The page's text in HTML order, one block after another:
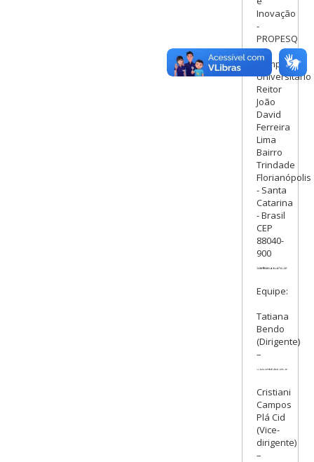
Inovação
-
PROPESQ
Campus
Universitário
Reitor
João
David
Ferreira
Lima
Bairro
Trindade
Florianópolis
- Santa
Catarina
- Brasil
CEP
88040-
900
Equipe:
Tatiana
Bendo
(Dirigente)
–
Cristiani
Campos
Plá Cid
(Vice-
dirigente)
–